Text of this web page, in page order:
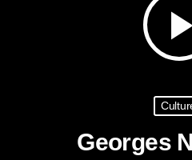
play_arrow
Georges